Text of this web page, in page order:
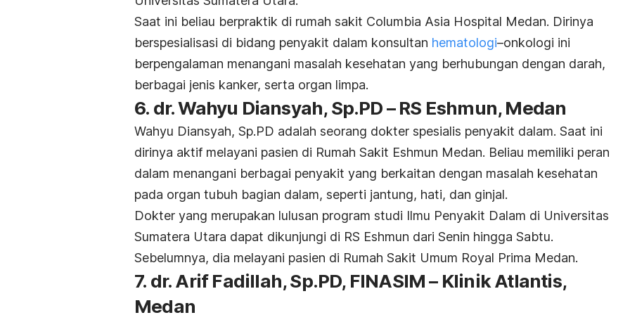
Saat ini beliau berpraktik di rumah sakit Columbia Asia Hospital Medan. Dirinya
berspesialisasi di bidang penyakit dalam konsultan hematologi–onkologi ini
berpengalaman menangani masalah kesehatan yang berhubungan dengan darah,
berbagai jenis kanker, serta organ limpa.
6. dr. Wahyu Diansyah, Sp.PD – RS Eshmun, Medan
Wahyu Diansyah, Sp.PD adalah seorang dokter spesialis penyakit dalam. Saat ini
dirinya aktif melayani pasien di Rumah Sakit Eshmun Medan. Beliau memiliki peran
dalam menangani berbagai penyakit yang berkaitan dengan masalah kesehatan
pada organ tubuh bagian dalam, seperti jantung, hati, dan ginjal.
Dokter yang merupakan lulusan program studi Ilmu Penyakit Dalam di Universitas
Sumatera Utara dapat dikunjungi di RS Eshmun dari Senin hingga Sabtu.
Sebelumnya, dia melayani pasien di Rumah Sakit Umum Royal Prima Medan.
7. dr. Arif Fadillah, Sp.PD, FINASIM – Klinik Atlantis,
Medan